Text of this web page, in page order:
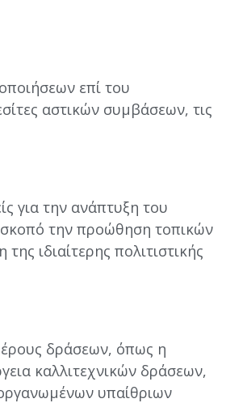
επί του
αστικών συμβάσεων, τις
για την ανάπτυξη του
την προώθηση τοπικών
ιδιαίτερης πολιτιστικής
δράσεων, όπως η
καλλιτεχνικών δράσεων,
υπαίθριων